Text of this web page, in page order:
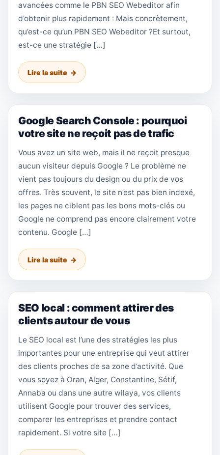
avancées comme le PBN SEO Webeditor afin
d’obtenir plus rapidement : Mais concrètement,
qu’est-ce qu’un PBN SEO Webeditor ?Et surtout,
est-ce une stratégie […]
Lire la suite
Google Search Console : pourquoi
votre site ne reçoit pas de trafic
Vous avez un site web, mais il ne reçoit presque
aucun visiteur depuis Google ? Le problème ne
vient pas toujours du design ou du prix de vos
offres. Très souvent, le site n’est pas bien indexé,
les pages ne ciblent pas les bons mots-clés ou
Google ne comprend pas encore clairement votre
contenu. Google […]
Lire la suite
SEO local : comment attirer des
clients autour de vous
Le SEO local est l’une des stratégies les plus
importantes pour une entreprise qui veut attirer
des clients proches de sa zone d’activité. Que
vous soyez à Oran, Alger, Constantine, Sétif,
Annaba ou dans une autre wilaya, vos clients
utilisent Google pour trouver des services,
comparer les entreprises et prendre contact
rapidement. Si votre site […]